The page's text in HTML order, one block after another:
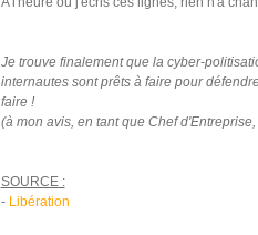
Je trouve finalement que la cyber-
internautes sont prêts à faire pour
faire !
(à mon avis, en tant que Chef
SOURCE :
- Libération